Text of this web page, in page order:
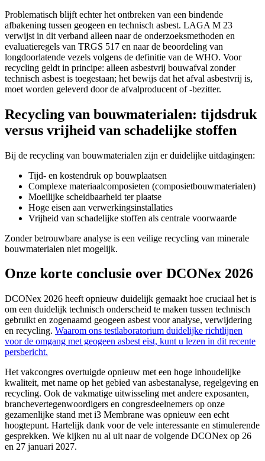
Problematisch blijft echter het ontbreken van een bindende
afbakening tussen geogeen en technisch asbest. LAGA M 23
verwijst in dit verband alleen naar de onderzoeksmethoden en
evaluatieregels van TRGS 517 en naar de beoordeling van
longdoorlatende vezels volgens de definitie van de WHO. Voor
recycling geldt in principe: alleen asbestvrij bouwafval zonder
technisch asbest is toegestaan; het bewijs dat het afval asbestvrij is,
moet worden geleverd door de afvalproducent of -bezitter.
Recycling van bouwmaterialen: tijdsdruk
versus vrijheid van schadelijke stoffen
Bij de recycling van bouwmaterialen zijn er duidelijke uitdagingen:
Tijd- en kostendruk op bouwplaatsen
Complexe materiaalcomposieten (composietbouwmaterialen)
Moeilijke scheidbaarheid ter plaatse
Hoge eisen aan verwerkingsinstallaties
Vrijheid van schadelijke stoffen als centrale voorwaarde
Zonder betrouwbare analyse is een veilige recycling van minerale
bouwmaterialen niet mogelijk.
Onze korte conclusie over DCONex 2026
DCONex 2026 heeft opnieuw duidelijk gemaakt hoe cruciaal het is
om een duidelijk technisch onderscheid te maken tussen technisch
gebruikt en zogenaamd geogeen asbest voor analyse, verwijdering
en recycling. Waarom ons testlaboratorium duidelijke richtlijnen
voor de omgang met geogeen asbest eist, kunt u lezen in dit recente
persbericht.
Het vakcongres overtuigde opnieuw met een hoge inhoudelijke
kwaliteit, met name op het gebied van asbestanalyse, regelgeving en
recycling. Ook de vakmatige uitwisseling met andere exposanten,
branchevertegenwoordigers en congresdeelnemers op onze
gezamenlijke stand met i3 Membrane was opnieuw een echt
hoogtepunt. Hartelijk dank voor de vele interessante en stimulerende
gesprekken. We kijken nu al uit naar de volgende DCONex op 26
en 27 januari 2027.